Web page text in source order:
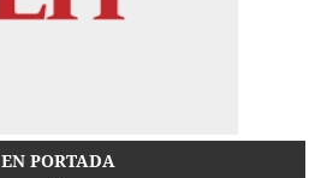
EN PORTADA